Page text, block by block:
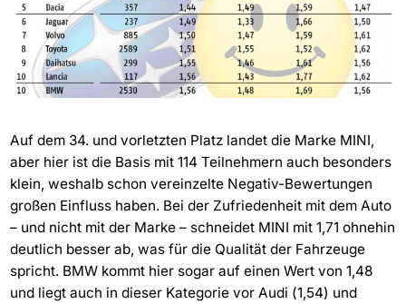
Auf dem 34. und vorletzten Platz landet die Marke MINI,
aber hier ist die Basis mit 114 Teilnehmern auch besonders
klein, weshalb schon vereinzelte Negativ-Bewertungen
großen Einfluss haben. Bei der Zufriedenheit mit dem Auto
– und nicht mit der Marke – schneidet MINI mit 1,71 ohnehin
deutlich besser ab, was für die Qualität der Fahrzeuge
spricht. BMW kommt hier sogar auf einen Wert von 1,48
und liegt auch in dieser Kategorie vor Audi (1,54) und